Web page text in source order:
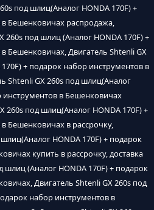
под шлиц(Аналог HONDA 170F) +
Бешенковичах распродажа,
260s под шлиц (Аналог HONDA 170F) +
Бешенковичах, Двигатель Shtenli GX
+ подарок набор инструментов в
Shtenli GX 260s под шлиц(Аналог
инструментов в Бешенковичах
260s под шлиц(Аналог HONDA 170F) +
Бешенковичах в рассрочку,
HONDA 170F) + подарок
купить в рассрочку, доставка
шлиц (Аналог HONDA 170F) + подарок
Двигатель Shtenli GX 260s под
набор инструментов в